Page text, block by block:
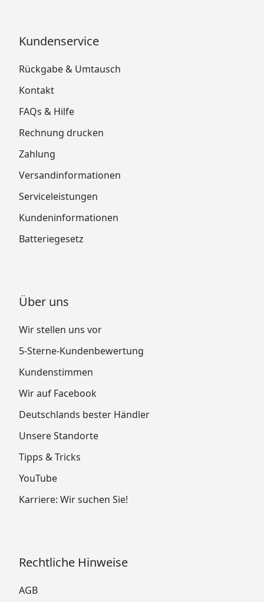
Kundenservice
Rückgabe & Umtausch
Kontakt
FAQs & Hilfe
Rechnung drucken
Zahlung
Versandinformationen
Serviceleistungen
Kundeninformationen
Batteriegesetz
Über uns
Wir stellen uns vor
5-Sterne-Kundenbewertung
Kundenstimmen
Wir auf Facebook
Deutschlands bester Händler
Unsere Standorte
Tipps & Tricks
YouTube
Karriere: Wir suchen Sie!
Rechtliche Hinweise
AGB